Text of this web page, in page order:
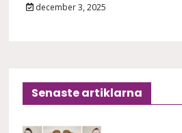
december 3, 2025
Senaste artiklarna